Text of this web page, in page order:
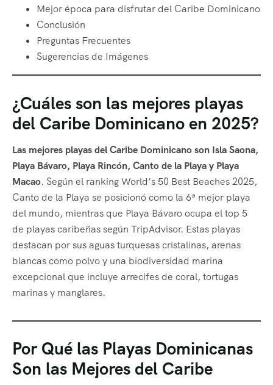
Mejor época para disfrutar del Caribe Dominicano
Conclusión
Preguntas Frecuentes
Sugerencias de Imágenes
¿Cuáles son las mejores playas
del Caribe Dominicano en 2025?
Las mejores playas del Caribe Dominicano son Isla Saona,
Playa Bávaro, Playa Rincón, Canto de la Playa y Playa
Macao. Según el ranking World’s 50 Best Beaches 2025,
Canto de la Playa se posicionó como la 6ª mejor playa
del mundo, mientras que Playa Bávaro ocupa el top 5
de playas caribeñas según TripAdvisor. Estas playas
destacan por sus aguas turquesas cristalinas, arenas
blancas como polvo y una biodiversidad marina
excepcional que incluye arrecifes de coral, tortugas
marinas y manglares.
Por Qué las Playas Dominicanas
Son las Mejores del Caribe